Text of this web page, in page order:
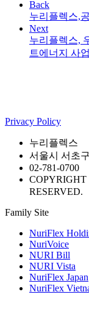
Back
누리플렉스,
Next
누리플렉스,
트에너지 사
Privacy Policy
누리플렉스
서울시 서초
02-781-0700
COPYRIGHT
RESERVED.
Family Site
NuriFlex
NuriVoice
NURI Bill
NURI Vista
NuriFlex Japan
NuriFlex